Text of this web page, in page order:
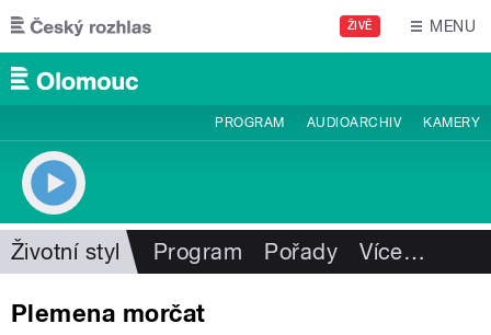
Přejít k hlavnímu obsahu
ŽIVĚ MENU
PROGRAM AUDIOARCHIV KAMERY
Životní styl Program Pořady Více…
Plemena morčat